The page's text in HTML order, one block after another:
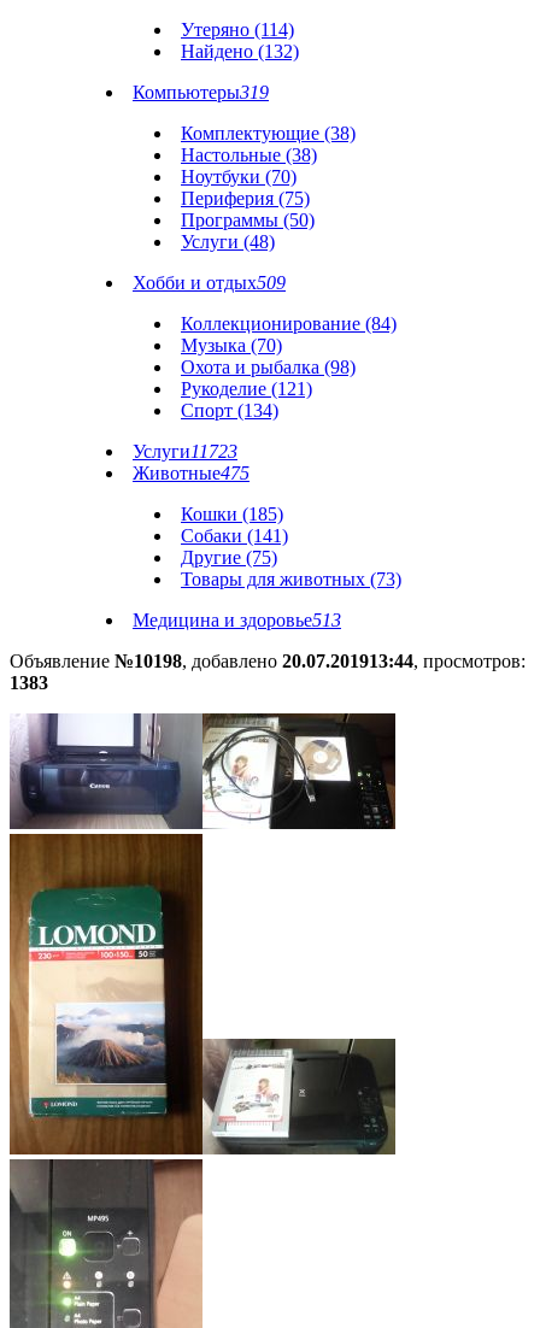
Утеряно (114)
Найдено (132)
Компьютеры319
Комплектующие (38)
Настольные (38)
Ноутбуки (70)
Периферия (75)
Программы (50)
Услуги (48)
Хобби и отдых509
Коллекционирование (84)
Музыка (70)
Охота и рыбалка (98)
Рукоделие (121)
Спорт (134)
Услуги11723
Животные475
Кошки (185)
Собаки (141)
Другие (75)
Товары для животных (73)
Медицина и здоровье513
Объявление №10198, добавлено 20.07.201913:44, просмотров:
1383